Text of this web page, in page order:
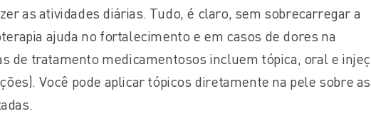
as atividades diárias. Tudo, é claro, sem sobrecarregar a
ajuda no fortalecimento e em casos de dores na
de tratamento medicamentosos incluem tópica, oral e
Você pode aplicar tópicos diretamente na pele sobre as